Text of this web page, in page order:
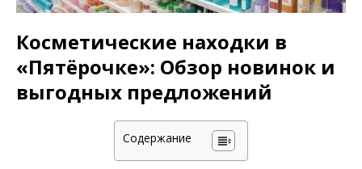
Косметические находки в
«Пятёрочке»: Обзор новинок и
выгодных предложений
Содержание